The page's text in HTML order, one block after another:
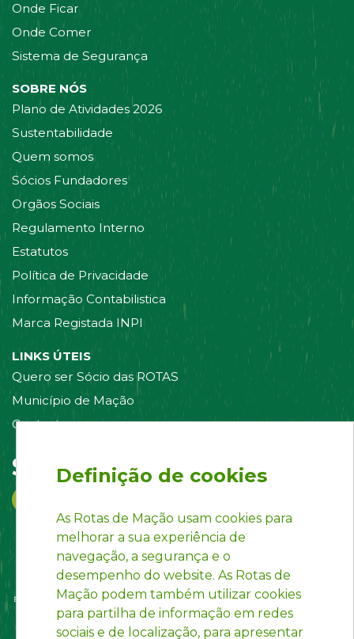
Onde Ficar
Onde Comer
Sistema de Segurança
SOBRE NÓS
Plano de Atividades 2026
Sustentabilidade
Quem somos
Sócios Fundadores
Orgãos Sociais
Regulamento Interno
Estatutos
Política de Privacidade
Informação Contabilistica
Marca Registada INPI
LINKS ÚTEIS
Quero ser Sócio das ROTAS
Município de Mação
Contacte-nos
Siga-nos em:
Definição de cookies
As Rotas de Mação usam cookies para
melhorar a sua experiência de
navegação, a segurança e o
desempenho do website. As Rotas de
Mação podem também utilizar cookies
para partilha de informação em redes
sociais e de localização, para apresentar